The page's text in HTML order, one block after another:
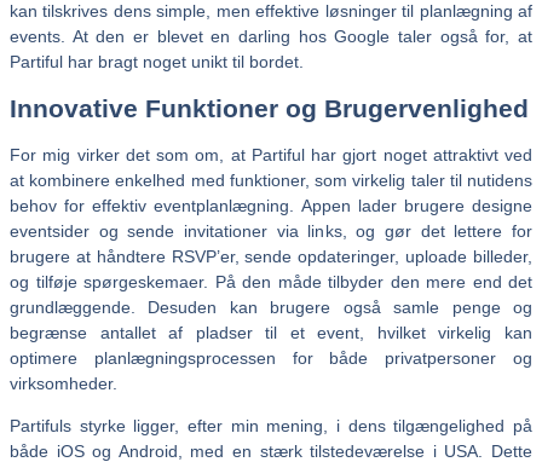
kan tilskrives dens simple, men effektive løsninger til planlægning af
events. At den er blevet en darling hos Google taler også for, at
Partiful har bragt noget unikt til bordet.
Innovative Funktioner og Brugervenlighed
For mig virker det som om, at Partiful har gjort noget attraktivt ved
at kombinere enkelhed med funktioner, som virkelig taler til nutidens
behov for effektiv eventplanlægning. Appen lader brugere designe
eventsider og sende invitationer via links, og gør det lettere for
brugere at håndtere RSVP’er, sende opdateringer, uploade billeder,
og tilføje spørgeskemaer. På den måde tilbyder den mere end det
grundlæggende. Desuden kan brugere også samle penge og
begrænse antallet af pladser til et event, hvilket virkelig kan
optimere planlægningsprocessen for både privatpersoner og
virksomheder.
Partifuls styrke ligger, efter min mening, i dens tilgængelighed på
både iOS og Android, med en stærk tilstedeværelse i USA. Dette